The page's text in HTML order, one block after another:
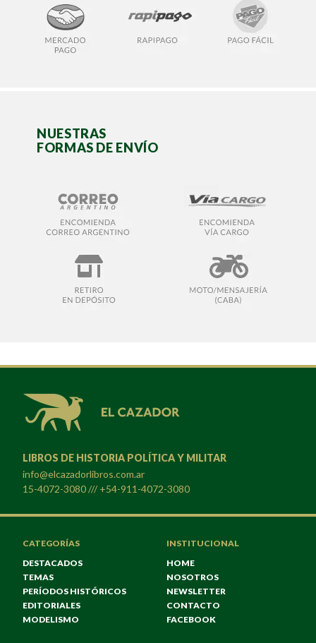
NUESTRAS
FORMAS DE ENVÍO
LIBROS DE HISTORIA POLÍTICA Y MILITAR
info@elcazadorlibros.com.ar
15-4072-3080 /// +54-911-4072-3080
CATEGORÍAS
DESTACADOS
TEMAS
PERÍODOS HISTÓRICOS
EDITORIALES
MODELISMO
INSTITUCIONAL
HOME
NOSOTROS
NEWSLETTER
CONTACTO
FACEBOOK